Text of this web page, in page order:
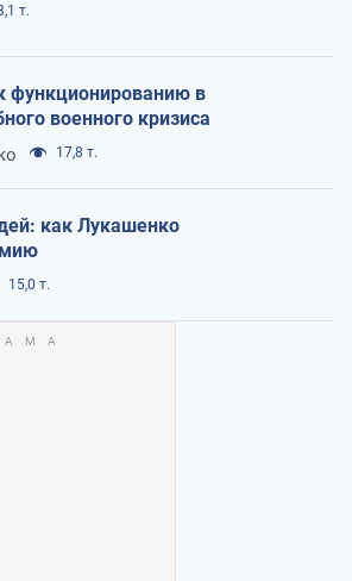
т.
функционированию в
военного кризиса
17,8 т.
как Лукашенко
15,0 т.